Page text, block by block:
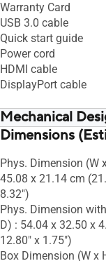
Touch : s.o.
Protection Glass : Non
Flicker-free : s.o.
Warranty Card
USB 3.0 cable
Quick start guide
Power cord
HDMI cable
DisplayPort cable
Mechanical
Tilt : Yes (+35° ~ -5°)
Pivot : Yes (+90° ~ -
Height Adjustment :
VESA Wall Mounting
Kensington Lock :
Dimensions
Phys. Dimension (W
45.08 x 21.14 cm
8.32")
Phys. Dimension
D) : 54.04 x 32.50 x
12.80" x 1.75")
Box Dimension (W x